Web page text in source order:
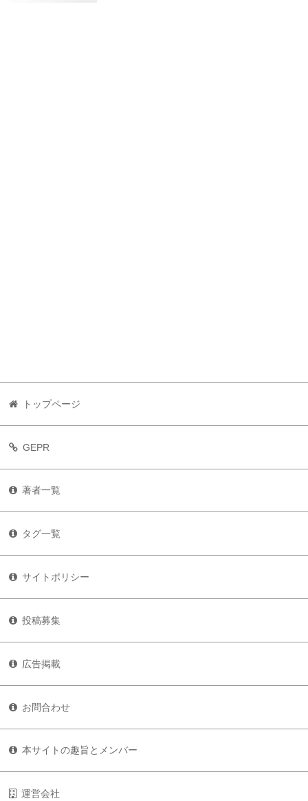
トップページ
GEPR
著者一覧
タグ一覧
サイトポリシー
投稿募集
広告掲載
お問合わせ
本サイトの趣旨とメンバー
運営会社